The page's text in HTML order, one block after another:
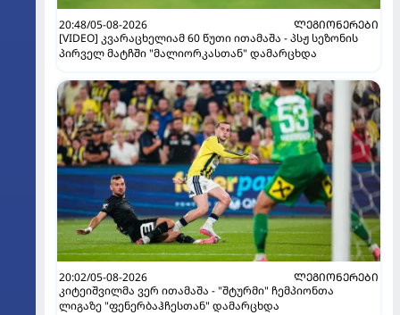
20:48/05-08-2026
ᲚᲔᲒᲘᲝᲜᲔᲠᲔᲑᲘ
[VIDEO] კვარაცხელიამ 60 წუთი ითამაშა - პსჟ სეზონის
პირველ მატჩში "მალიორკასთან" დამარცხდა
20:02/05-08-2026
ᲚᲔᲒᲘᲝᲜᲔᲠᲔᲑᲘ
კიტეიშვილმა ვერ ითამაშა - "შტურმი" ჩემპიონთა
ლიგაზე "ფენერბაჰჩესთან" დამარცხდა